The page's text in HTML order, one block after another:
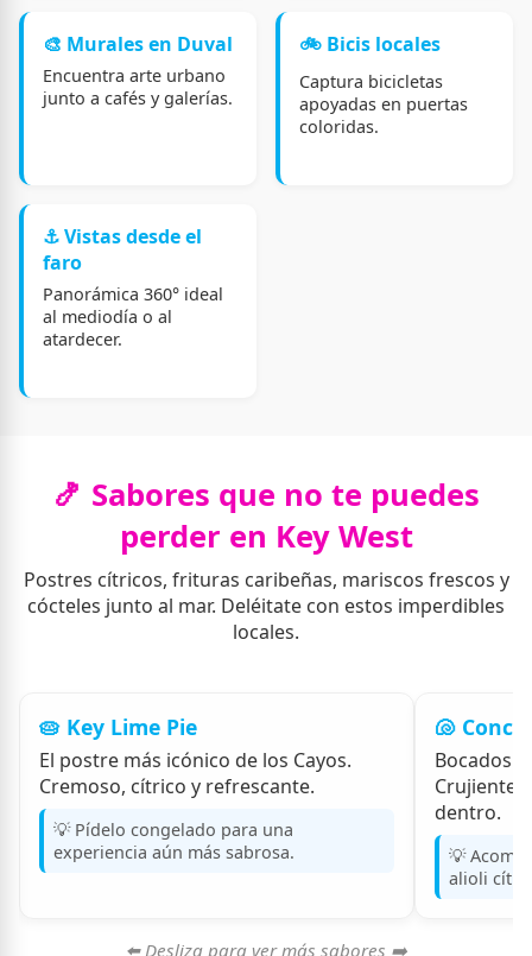
🎨 Murales en Duval
Encuentra arte urbano
junto a cafés y galerías.
🚲 Bicis locales
Captura bicicletas
apoyadas en puertas
coloridas.
⚓ Vistas desde el
faro
Panorámica 360° ideal
al mediodía o al
atardecer.
🍤 Sabores que no te puedes
perder en Key West
Postres cítricos, frituras caribeñas, mariscos frescos y
cócteles junto al mar. Deléitate con estos imperdibles
locales.
🥧 Key Lime Pie
El postre más icónico de los Cayos.
Cremoso, cítrico y refrescante.
💡 Pídelo congelado para una
experiencia aún más sabrosa.
🐚
Bocados
dentro.
💡
alioli
⬅️ Desliza para ver más sabores ➡️